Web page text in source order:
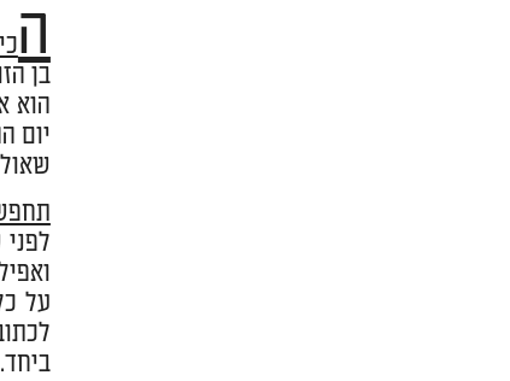
ה
בן
הוא
יום
על
ביחד.